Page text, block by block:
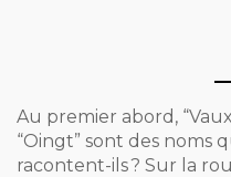
Au premier abord,
“Oingt” sont des noms
racontent-ils ? Sur la